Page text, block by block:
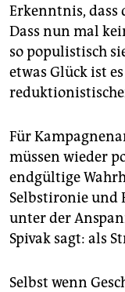
Erkenntnis, dass
Dass nun mal
so populistisch
etwas Glück ist
Für
müssen wieder
endgültige
Selbstironie und
unter der
Spivak sagt: als
Selbst wenn